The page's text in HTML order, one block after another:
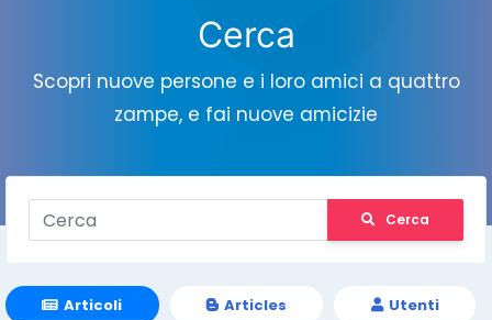
Cerca
Scopri nuove persone e i loro amici a quattro
zampe, e fai nuove amicizie
Cerca
Articoli Articles Utenti